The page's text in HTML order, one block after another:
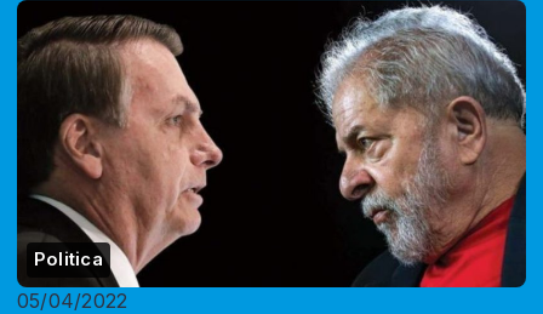
Politica
05/04/2022